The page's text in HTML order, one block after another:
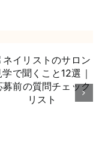
ネイリスト求
人の試用期間
とは？給与・